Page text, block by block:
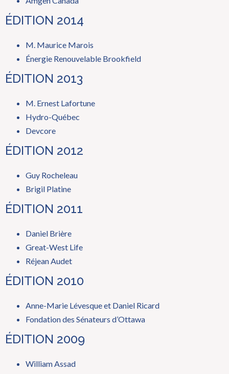
ÉDITION 2014
M. Maurice Marois
Énergie Renouvelable Brookfield
ÉDITION 2013
M. Ernest Lafortune
Hydro-Québec
Devcore
ÉDITION 2012
Guy Rocheleau
Brigil Platine
ÉDITION 2011
Daniel Brière
Great-West Life
Réjean Audet
ÉDITION 2010
Anne-Marie Lévesque et Daniel Ricard
Fondation des Sénateurs d’Ottawa
ÉDITION 2009
William Assad